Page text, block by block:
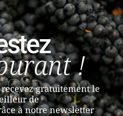
!
gratuitement le
de
à notre newsletter